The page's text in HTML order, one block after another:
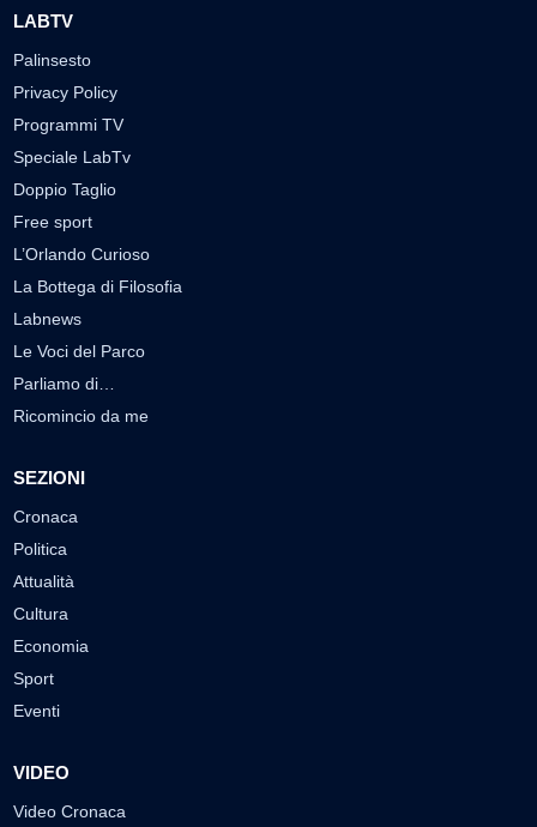
LABTV
Palinsesto
Privacy Policy
Programmi TV
Speciale LabTv
Doppio Taglio
Free sport
L’Orlando Curioso
La Bottega di Filosofia
Labnews
Le Voci del Parco
Parliamo di…
Ricomincio da me
SEZIONI
Cronaca
Politica
Attualità
Cultura
Economia
Sport
Eventi
VIDEO
Video Cronaca